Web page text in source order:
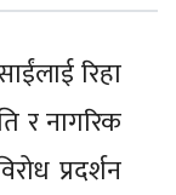
रिहा
र नागरिक
प्रदर्शन